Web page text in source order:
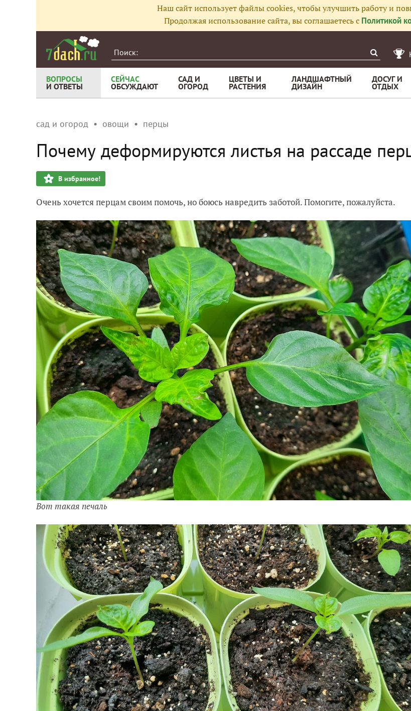
Наш сайт использует файлы cookies, чтобы улучшить работу и
Продолжая использование сайта, вы соглашаетесь с Политикой
ВОПРОСЫ
И ОТВЕТЫ
СЕЙЧАС
ОБСУЖДАЮТ
САД И
ОГОРОД
ЦВЕТЫ И
РАСТЕНИЯ
ЛАНДШАФТНЫЙ
ДИЗАЙН
ДОСУГ И
ОТДЫХ
сад и огород овощи перцы
Почему деформируются листья на рассаде
В избранное!
Очень хочется перцам своим помочь, но боюсь навредить заботой. Помогите, пожалуйста.
Вот такая печаль